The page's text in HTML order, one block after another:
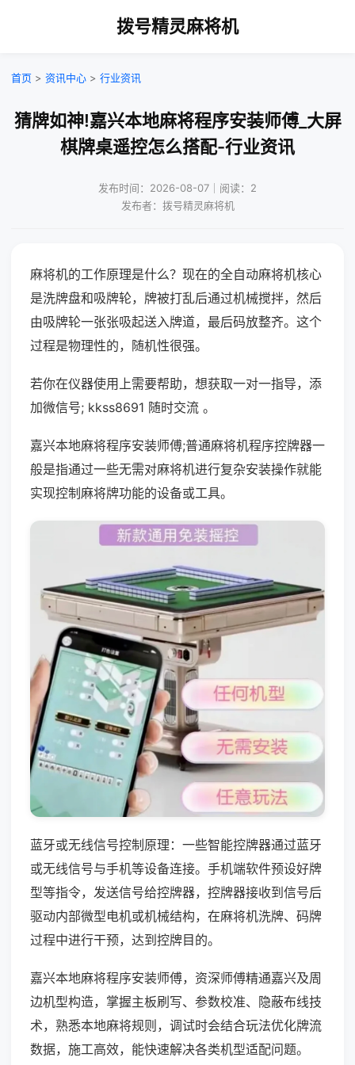
拨号精灵麻将机
首页 > 资讯中心 > 行业资讯
猜牌如神!嘉兴本地麻将程序安装师傅_大屏
棋牌桌遥控怎么搭配-行业资讯
发布时间：2026-08-07｜阅读：2
发布者：拨号精灵麻将机
麻将机的工作原理是什么？现在的全自动麻将机核心
是洗牌盘和吸牌轮，牌被打乱后通过机械搅拌，然后
由吸牌轮一张张吸起送入牌道，最后码放整齐。这个
过程是物理性的，随机性很强。
若你在仪器使用上需要帮助，想获取一对一指导，添
加微信号; kkss8691 随时交流 。
嘉兴本地麻将程序安装师傅;普通麻将机程序控牌器一
般是指通过一些无需对麻将机进行复杂安装操作就能
实现控制麻将牌功能的设备或工具。
蓝牙或无线信号控制原理：一些智能控牌器通过蓝牙
或无线信号与手机等设备连接。手机端软件预设好牌
型等指令，发送信号给控牌器，控牌器接收到信号后
驱动内部微型电机或机械结构，在麻将机洗牌、码牌
过程中进行干预，达到控牌目的。
嘉兴本地麻将程序安装师傅，资深师傅精通嘉兴及周
边机型构造，掌握主板刷写、参数校准、隐蔽布线技
术，熟悉本地麻将规则，调试时会结合玩法优化牌流
数据，施工高效，能快速解决各类机型适配问题。